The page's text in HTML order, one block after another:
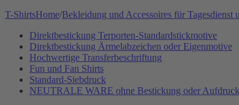
T-ShirtsHome/Bekleidung und Accessoires für Tagesdienst
Direktbestickung Terporten-Standardstickmotive
Direktbestickung Ärmelabzeichen oder Eigenmotive
Hochwertige Transferbeschriftung
Fun und Fan Shirts
Standard-Siebdruck
NEUTRALE WARE ohne Bestickung oder Aufdruck